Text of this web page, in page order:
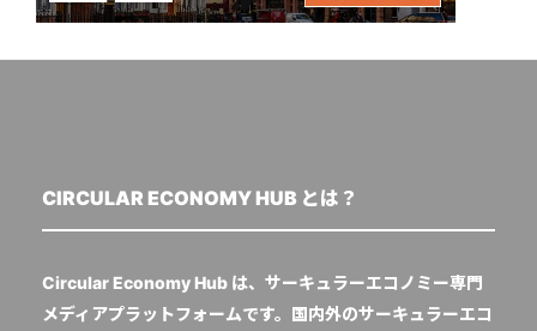
CIRCULAR ECONOMY HUB とは？
Circular Economy Hub は、サーキュラーエコノミー専門
メディアプラットフォームです。国内外のサーキュラーエコ